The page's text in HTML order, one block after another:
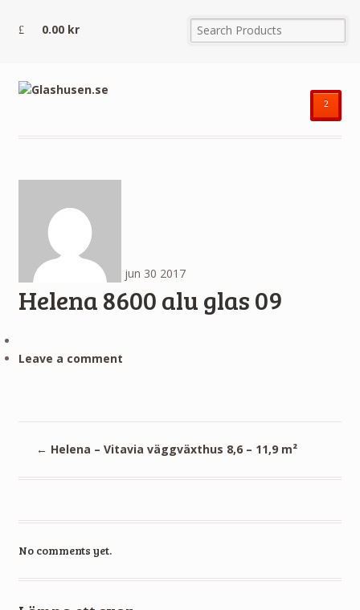
0.00 kr
²
jun 30 2017
Helena 8600 alu glas 09
Leave a comment
← Helena – Vitavia väggväxthus 8,6 – 11,9 m²
No comments yet.